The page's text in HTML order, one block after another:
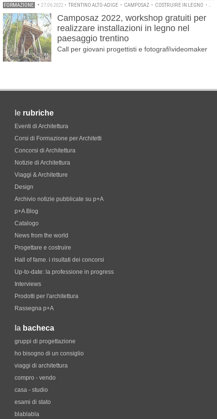
FORMAZIONE • 27.06.2022 • TRENTINO ALTO-ADIGE • CAMPOSAZ • COSTRUIRE IN LEGNO •
Camposaz 2022, workshop gratuiti per
realizzare installazioni in legno nel
paesaggio trentino
Call per giovani progettisti e fotografi\videomaker
le rubriche
Eventi di Architettura
Corsi di Formazione per Architetti
Concorsi di Architettura
Notizie di Architettura
Viaggi & Architetture
Design
Archivio notizie pubblicate su p+A
p+A Blog
Catalogo
News from the world
Progettare e costruire
Hall of fame. i risultati dei concorsi
Up-to-date: la professione in progress
Interviews
Prodotti per l'architettura
Rassegna p+A
la bacheca
gruppi di progettazione
ho bisogno di un consiglio
viaggi di architettura
compro - vendo
casa - studio
esami di stato
blablabla